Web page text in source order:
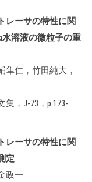
レーサの特性に関
溶液の微粒子の重
隼仁，竹田純大，
，J-73，p.173-
レーサの特性に関
定
政一